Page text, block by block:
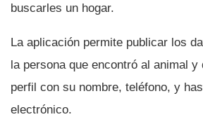
buscarles un hogar.
La aplicación permite publicar los
la persona que encontró al animal y
perfil con su nombre, teléfono, y
electrónico.